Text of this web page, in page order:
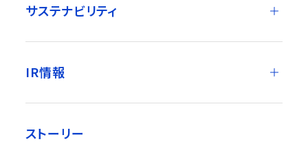
サステナビリティ
IR情報
ストーリー